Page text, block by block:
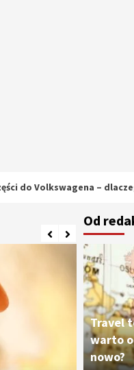
– dlaczego warto
Od
Travel
warto
nowo?